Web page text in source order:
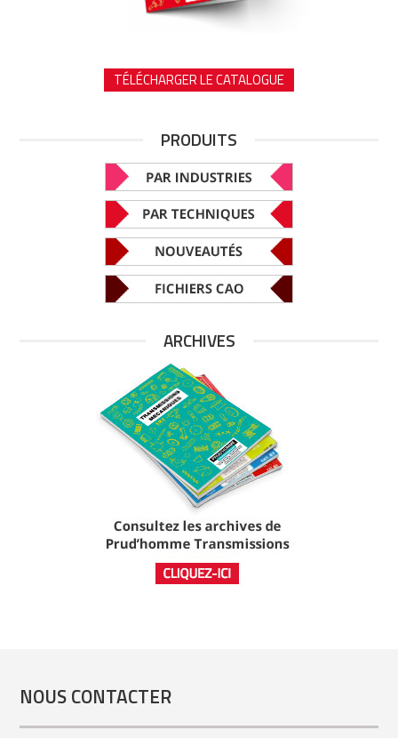
TÉLÉCHARGER LE CATALOGUE
PRODUITS
ARCHIVES
NOUS CONTACTER